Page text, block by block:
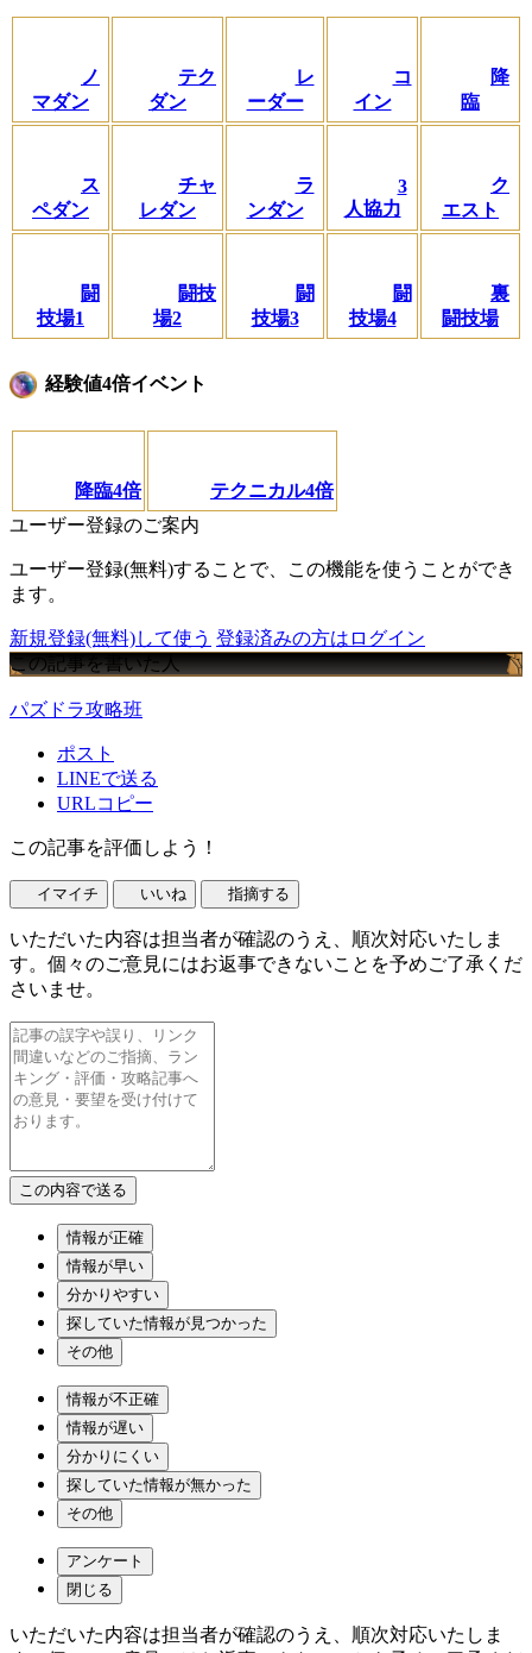
ノ
マダン
テク
ダン
レ
ーダー
コ
イン
降
臨
ス
ペダン
チャ
レダン
ラ
ンダン
3
人協力
ク
エスト
闘
技場1
闘技
場2
闘
技場3
闘
技場4
裏
闘技場
経験値4倍イベント
降臨4倍
テクニカル4倍
ユーザー登録のご案内
ユーザー登録(無料)することで、この機能を使うことができ
ます。
新規登録(無料)して使う 登録済みの方はログイン
この記事を書いた人
パズドラ攻略班
ポスト
LINEで送る
URLコピー
この記事を評価しよう！
イマイチ いいね 指摘する
いただいた内容は担当者が確認のうえ、順次対応いたしま
す。個々のご意見にはお返事できないことを予めご了承くだ
さいませ。
情報が正確
情報が早い
分かりやすい
探していた情報が見つかった
その他
情報が不正確
情報が遅い
分かりにくい
探していた情報が無かった
その他
アンケート
閉じる
いただいた内容は担当者が確認のうえ、順次対応いたしま